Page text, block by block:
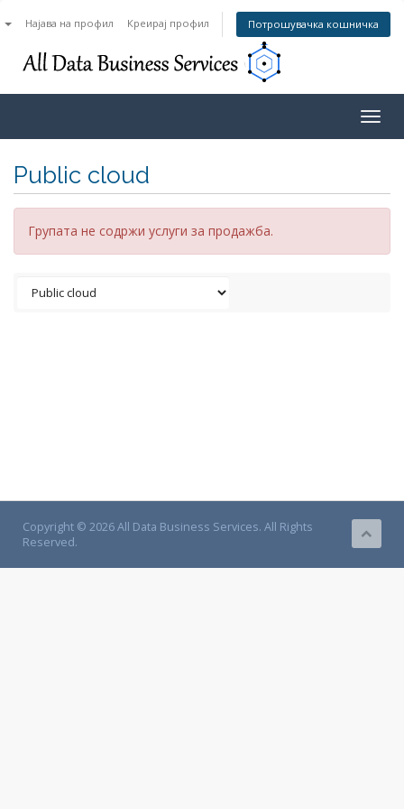
Најава на профил Креирај профил Потрошувачка кошничка
Public cloud
Групата не содржи услуги за продажба.
Copyright © 2026 All Data Business Services. All Rights
Reserved.